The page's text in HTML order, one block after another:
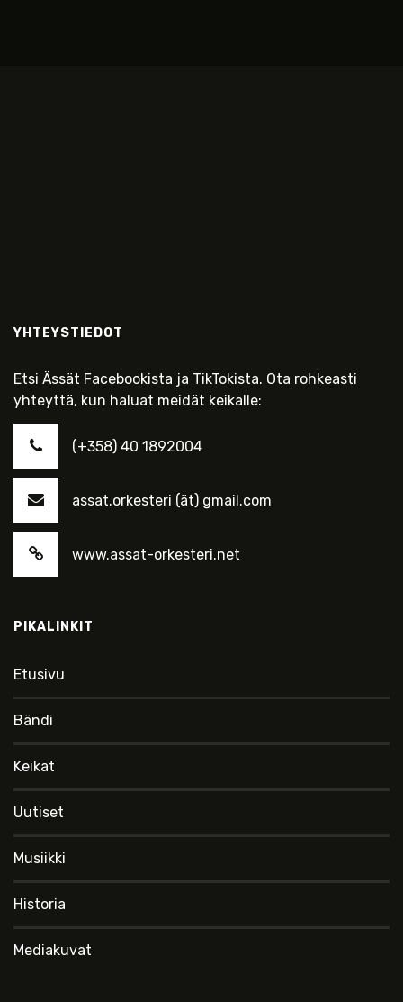
YHTEYSTIEDOT
Etsi Ässät Facebookista ja TikTokista. Ota rohkeasti
yhteyttä, kun haluat meidät keikalle:
(+358) 40 1892004
assat.orkesteri (ät) gmail.com
www.assat-orkesteri.net
PIKALINKIT
Etusivu
Bändi
Keikat
Uutiset
Musiikki
Historia
Mediakuvat